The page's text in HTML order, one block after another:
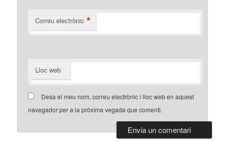
Correu electrònic *
Lloc web
Desa el meu nom, correu electrònic i lloc web en aquest
navegador per a la pròxima vegada que comenti.